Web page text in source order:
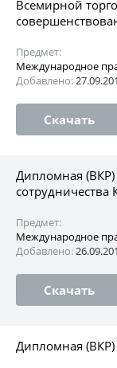
Всемирной
Предмет:
Международное
Добавлено:
Скачать
Дипломная
сотрудничества
Предмет:
Международное
Добавлено:
Скачать
Дипломная (ВКР)